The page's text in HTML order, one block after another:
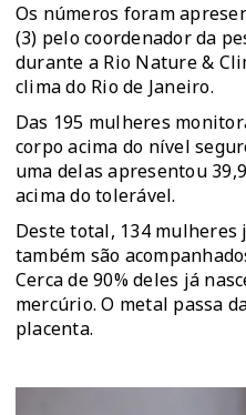
Os números foram
(3) pelo coordenador da
durante a Rio Nature &
clima do Rio de Janeiro.
Das 195 mulheres
corpo acima do nível
uma delas apresentou
acima do tolerável.
Deste total, 134 mulheres
também são
Cerca de 90% deles já
mercúrio. O metal passa
placenta.